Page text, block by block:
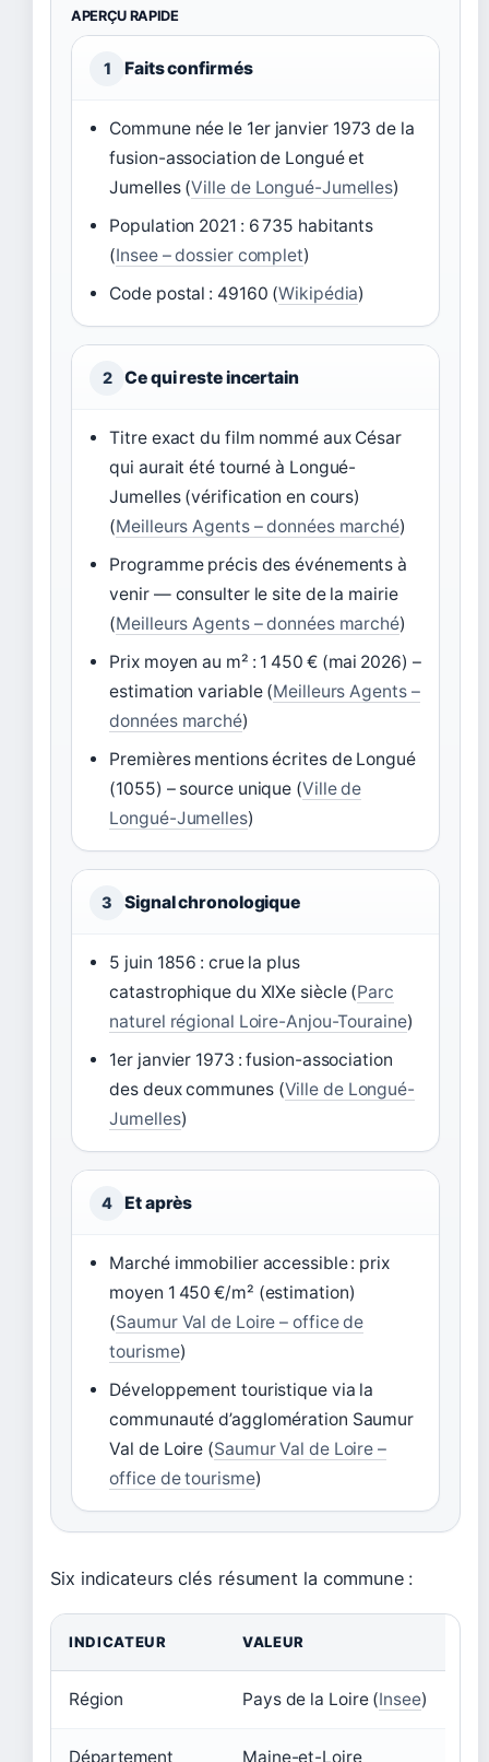
APERÇU RAPIDE
1 Faits confirmés
Commune née le 1er janvier 1973 de la
fusion-association de Longué et
Jumelles (Ville de Longué-Jumelles)
Population 2021 : 6 735 habitants
(Insee – dossier complet)
Code postal : 49160 (Wikipédia)
2 Ce qui reste incertain
Titre exact du film nommé aux César
qui aurait été tourné à Longué-
Jumelles (vérification en cours)
(Meilleurs Agents – données marché)
Programme précis des événements à
venir — consulter le site de la mairie
(Meilleurs Agents – données marché)
Prix moyen au m² : 1 450 € (mai 2026) –
estimation variable (Meilleurs Agents –
données marché)
Premières mentions écrites de Longué
(1055) – source unique (Ville de
Longué-Jumelles)
3 Signal chronologique
5 juin 1856 : crue la plus
catastrophique du XIXe siècle (Parc
naturel régional Loire-Anjou-Touraine)
1er janvier 1973 : fusion-association
des deux communes (Ville de Longué-
Jumelles)
4 Et après
Marché immobilier accessible : prix
moyen 1 450 €/m² (estimation)
(Saumur Val de Loire – office de
tourisme)
Développement touristique via la
communauté d’agglomération Saumur
Val de Loire (Saumur Val de Loire –
office de tourisme)
Six indicateurs clés résument la commune :
INDICATEUR VALEUR
Région Pays de la Loire (Insee)
Département Maine-et-Loire